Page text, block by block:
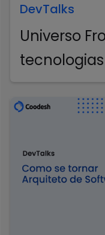
DevTalks
Universo